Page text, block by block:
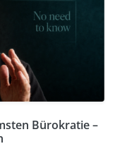
Bürokratie –